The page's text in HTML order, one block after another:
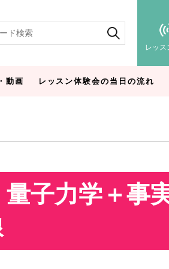
レッス
動画 レッスン体験会の当日の流れ
量子力学＋事